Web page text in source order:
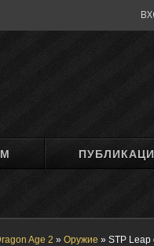
Age 2 » Оружие » STP Leap